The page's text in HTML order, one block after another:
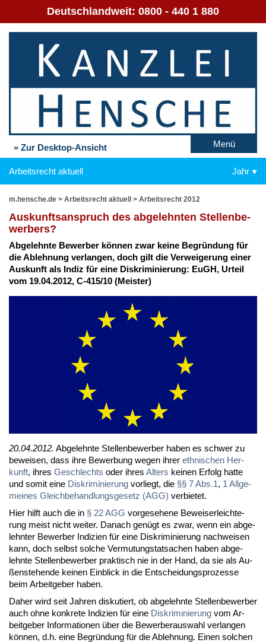
Deutschlandweit: 0800 - 440 1 880
» Zur Desktop-Ansicht Menü
Arbeitsrecht aktuell Jahr
m.hensche.de > Arbeitsrecht aktuell > Arbeitsrecht 2012
Aus­kunfts­an­spruch des ab­ge­lehn­ten Stel­len­be­
wer­bers?
Ab­ge­lehn­te Be­wer­ber kön­nen zwar kei­ne Be­grün­dung für
die Ab­leh­nung ver­lan­gen, doch gilt die Ver­wei­ge­rung ei­ner
Aus­kunft als In­diz für ei­ne Dis­kri­mi­nie­rung: EuGH, Ur­teil
vom 19.04.2012, C-415/10 (Meis­ter)
20.04.2012. Ab­ge­lehn­te Stel­len­be­wer­ber ha­ben es schwer zu
be­wei­sen, dass ih­re Be­wer­bung we­gen ih­rer eth­ni­schen Her­
kunft, ih­res Ge­schlechts oder ih­res Al­ters kei­nen Er­folg hat­te
und so­mit ei­ne Dis­kri­mi­nie­rung vor­liegt, die §§ 7 Abs.1, 1 All­ge­
mei­nes Gleich­be­hand­lungs­ge­setz (AGG) ver­bie­tet.
Hier hilft auch die in § 22 AGG vor­ge­se­he­ne Be­wei­ser­leich­te­
rung meist nicht wei­ter. Da­nach ge­nügt es zwar, wenn ein ab­ge­
lehn­ter Be­wer­ber In­di­zi­en für ei­ne Dis­kri­mi­nie­rung nach­wei­sen
kann, doch selbst sol­che Ver­mu­tungs­tat­sa­chen ha­ben ab­ge­
lehn­te Stel­len­be­wer­ber prak­tisch nie in der Hand, da sie als Au­
ßen­ste­hen­de kei­nen Ein­blick in die Ent­schei­dungs­pro­zes­se
beim Ar­beit­ge­ber ha­ben.
Da­her wird seit Jah­ren dis­ku­tiert, ob ab­ge­lehn­te Stel­len­be­wer­ber
auch oh­ne kon­kre­te In­di­zi­en für ei­ne Dis­kri­mi­nie­rung vom Ar­
beit­ge­ber In­for­ma­tio­nen über die Be­wer­be­r­aus­wahl ver­lan­gen
kön­nen, d.h. ei­ne Be­grün­dung für die Ab­leh­nung. Ei­nen sol­chen